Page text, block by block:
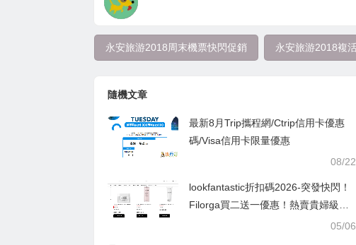
永安旅游2018周末機票快閃促銷 永安旅游2018複
隨機文章
最新8月Trip攜程網/Ctrip信用卡優惠
碼/Visa信用卡限量優惠
08/22
lookfantastic折扣碼2026-突發快閃！
Filorga買二送一優惠！熱賣貴婦級護
05/06